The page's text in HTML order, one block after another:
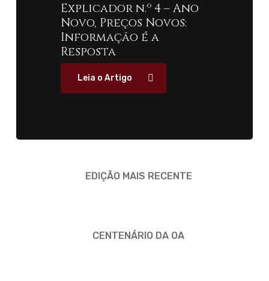
Explicador n.º 4 – Ano
Novo, Preços Novos:
Informação é a
Resposta
Leia o Artigo
Explicador OA
Explicador n.º 3 –
Compras de Natal e
Ano Novo: Planear é a
Resposta
Explicador OA
Explicador n.º 2 –
Black Friday
EDIÇÃO MAIS RECENTE
CENTENÁRIO DA OA